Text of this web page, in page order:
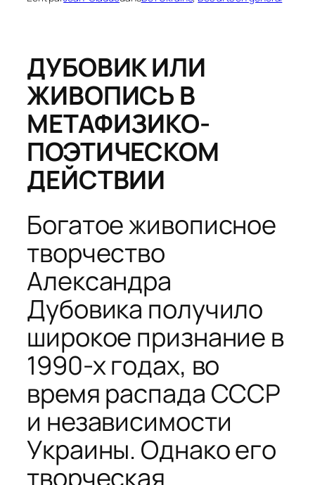
ДУБОВИК ИЛИ
ЖИВОПИСЬ В
МЕТАФИЗИКО-
ПОЭТИЧЕСКОМ
ДЕЙСТВИИ
Богатое живописное
творчество
Александра
Дубовика получило
широкое признание в
1990-х годах, во
время распада СССР
и независимости
Украины. Однако его
творческая